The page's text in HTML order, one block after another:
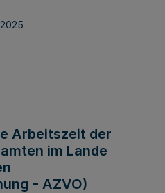
Arbeitszeit der
im Lande
- AZVO)